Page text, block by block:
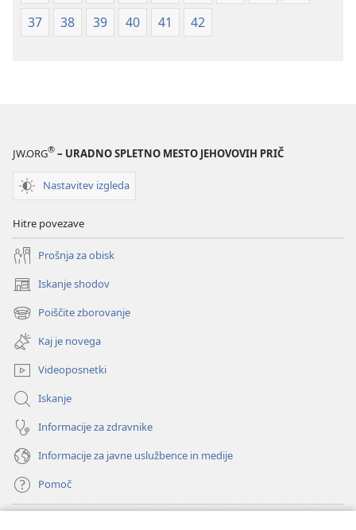
37
38 39 40 41 42
JW.ORG® – URADNO SPLETNO MESTO JEHOVOVIH PRIČ
Nastavitev izgleda
Hitre povezave
Prošnja za obisk
Iskanje shodov
(odpre
novo
okno)
Poiščite zborovanje
(odpre
novo
okno)
Kaj je novega
Videoposnetki
Iskanje
Informacije za zdravnike
Informacije za javne uslužbence in medije
Pomoč